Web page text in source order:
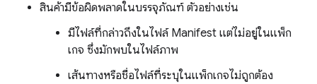
สินค้ามีข้อผิดพลาดในบรรจุภัณฑ์ ตัวอย่างเช่น
มีไฟล์ที่กล่าวถึงในไฟล์ Manifest แต่ไม่อยู่ในแพ็ก
เกจ ซึ่งมักพบในไฟล์ภาพ
เส้นทางหรือชื่อไฟล์ที่ระบุในแพ็กเกจไม่ถูกต้อง